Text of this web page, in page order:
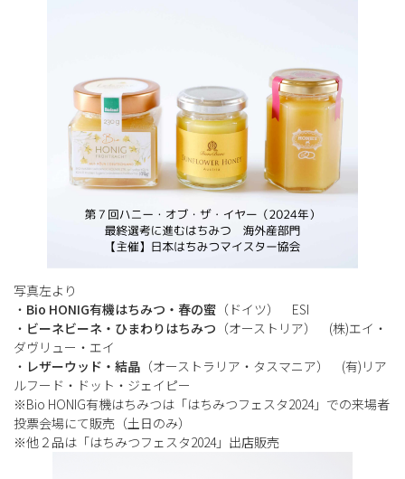
写真左より
・ Bio HONIG有機はちみつ・春の蜜 （ドイツ） ESI
・ ビーネビーネ・ひまわりはちみつ （オーストリア） (株)エイ・
ダヴリュー・エイ
・ レザーウッド・結晶 （オーストラリア・タスマニア） (有)リア
ルフード・ドット・ジェイピー
※Bio HONIG有機はちみつは「はちみつフェスタ2024」での来場者
投票会場にて販売（土日のみ）
※他２品は「はちみつフェスタ2024」出店販売